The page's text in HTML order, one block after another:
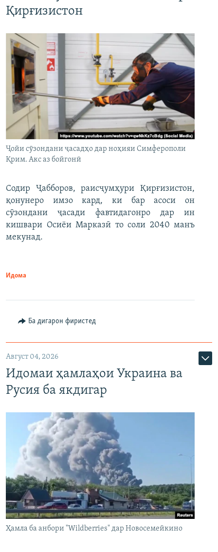
Қирғизистон
Ҷойи сӯзондани ҷасадҳо дар ноҳияи Симферополи
Қрим. Акс аз бойгонӣ
Содир Ҷабборов, раисҷумҳури Қирғизистон,
қонунеро имзо кард, ки бар асоси он
сӯзондани ҷасади фавтидагонро дар ин
кишвари Осиёи Марказӣ то соли 2040 манъ
мекунад.
Идома
Ба дигарон фиристед
Август 04, 2026
Идомаи ҳамлаҳои Украина ва
Русия ба якдигар
Ҳамла ба анбори "Wildberries" дар Новосемейкино